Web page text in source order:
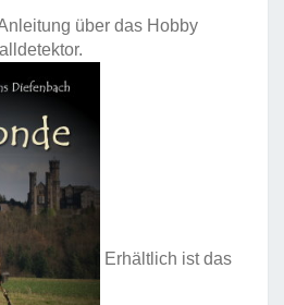
über das Hobby
Erhältlich ist das